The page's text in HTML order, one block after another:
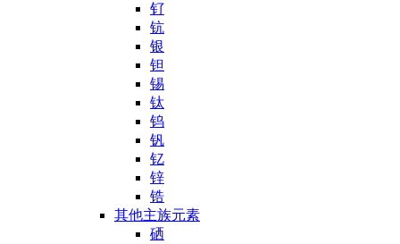
钌
钪
银
钽
锡
钛
钨
钒
钇
锌
锆
其他主族元素
硒